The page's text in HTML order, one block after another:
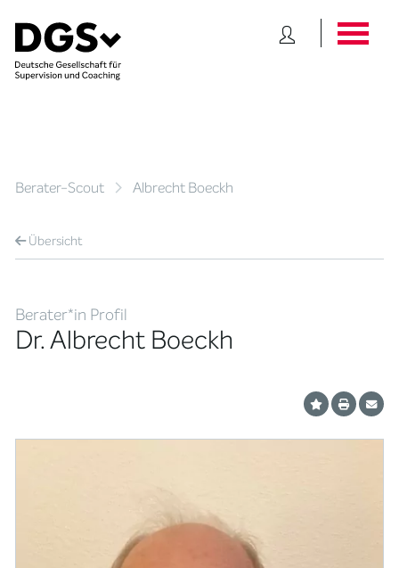
Berater-Scout Albrecht Boeckh
Übersicht
Berater*in Profil
Dr. Albrecht Boeckh